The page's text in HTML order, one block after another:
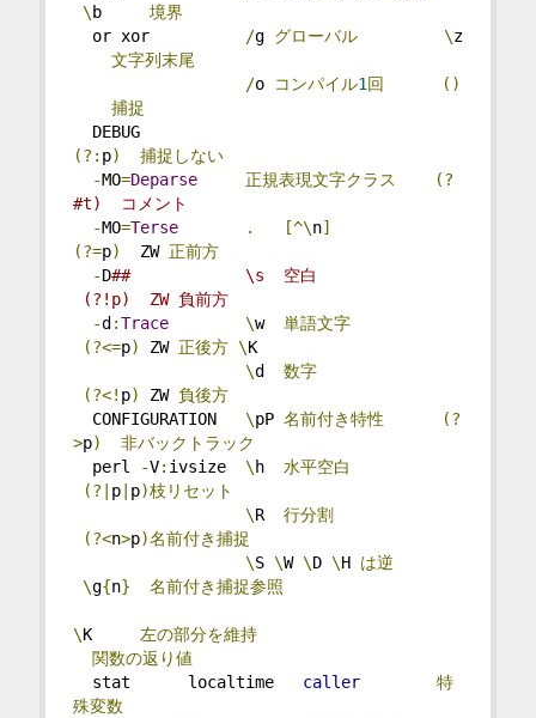
\ b 境界
or xor
/g グローバル \z
文字列末尾
/o コンパイル1回
()
捕捉
(?: p)
捕捉しない
-MO=Deparse 正規表現文字クラス
(?
#t)  コメント
-MO=Terse . [^\n]
(?=p) ZW 正前方
-D##            \s  空白
(?!p)  ZW 負前方
-d :Trace \w 単語文字
(?<=p) ZW 正後方 \K
\d 数字
(?<! p) ZW 負後方
CONFIGURATION \pP 名前付き特性
(?
>p)
非バックトラック
perl
-V: ivsize \ h 水平空白
(?| p| p)枝リセット
\R 行分割
(?<n>p)名前付き捕捉
\S \W \D \H は逆
\g{n} 名前付き捕捉参照
\K 左の部分を維持
関数の返り値
stat      localtime caller
特
殊変数